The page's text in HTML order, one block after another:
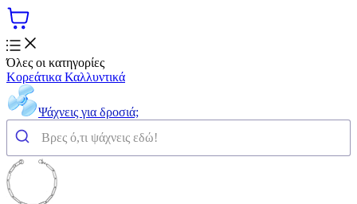
Όλες οι κατηγορίες
Κορεάτικα Καλλυντικά
Ψάχνεις για δροσιά;